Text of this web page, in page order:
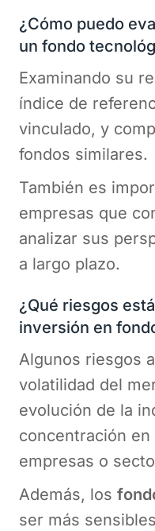
¿Cómo puedo
un fondo
Examinando su
índice de
vinculado, y
fondos similares.
También es
empresas que
analizar sus
a largo plazo.
¿Qué riesgos
inversión en
Algunos riesgos
volatilidad del
evolución de la
concentración
empresas o
Además, los
ser más